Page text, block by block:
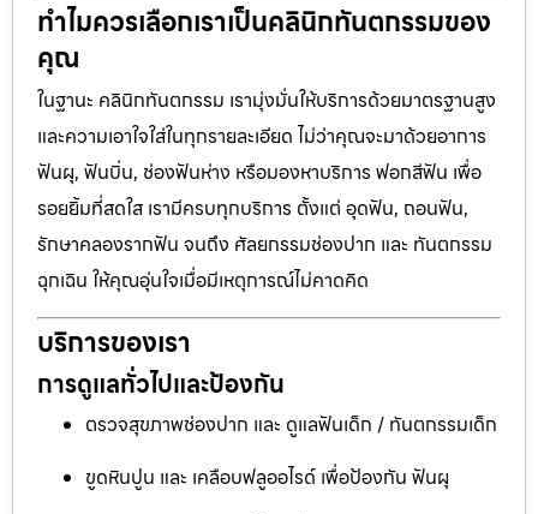
ทำไมควรเลือกเราเป็นคลินิกทันตกรรมของ
คุณ
ในฐานะ คลินิกทันตกรรม เรามุ่งมั่นให้บริการด้วยมาตรฐานสูง
และความเอาใจใส่ในทุกรายละเอียด ไม่ว่าคุณจะมาด้วยอาการ
ฟันผุ, ฟันบิ่น, ช่องฟันห่าง หรือมองหาบริการ ฟอกสีฟัน เพื่อ
รอยยิ้มที่สดใส เรามีครบทุกบริการ ตั้งแต่ อุดฟัน, ถอนฟัน,
รักษาคลองรากฟัน จนถึง ศัลยกรรมช่องปาก และ ทันตกรรม
ฉุกเฉิน ให้คุณอุ่นใจเมื่อมีเหตุการณ์ไม่คาดคิด
บริการของเรา
การดูแลทั่วไปและป้องกัน
ตรวจสุขภาพช่องปาก และ ดูแลฟันเด็ก / ทันตกรรมเด็ก
ขูดหินปูน และ เคลือบฟลูออไรด์ เพื่อป้องกัน ฟันผุ